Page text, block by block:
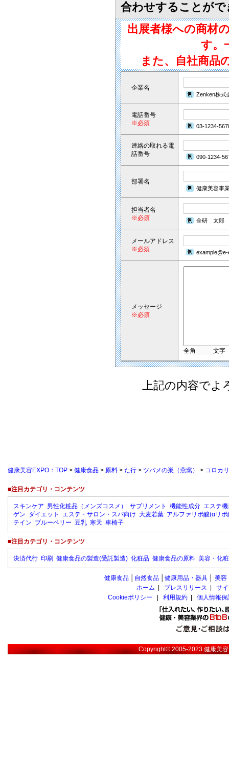
合わせすることが
出展者様への商材
す。
また、自社商品
企業名
Zenken株式
電話番号
※必須
03-1234-
連絡の取れる電
話番号
090-1234-
部署名
健康美容事
担当者名
※必須
全研 太郎
メールアドレス
※必須
メッセージ
※必須
全角 文字
上記の内容でよ
健康美容EXPO：TOP > 健康食品 > 原料 > た行 > ツバメの巣（燕窩） > コロカ
■注目カテゴリ・コンテンツ
スキンケア 男性化粧品（メンズコスメ） サプリメント 機能性成分 エステ
ゲン ダイエット エステ・サロン・スパ向け 大麦若葉 アルファリポ酸(αリポ
テイン ブルーベリー 豆乳 寒天 車椅子
■注目カテゴリ・コンテンツ
決済代行 印刷 健康食品の製造(受託製造) 化粧品 健康食品の原料 美容・化
健康食品 自然食品 健康用品・器具 美容
ホーム
プレスリリース
サ
Cookieポリシー
利用規約 個人情報
Copyright© 2005-2023健康美